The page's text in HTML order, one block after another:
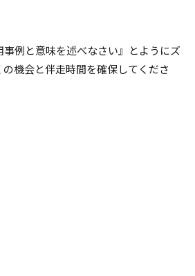
例と意味を述べなさい』とようにズ
機会と伴走時間を確保してくださ